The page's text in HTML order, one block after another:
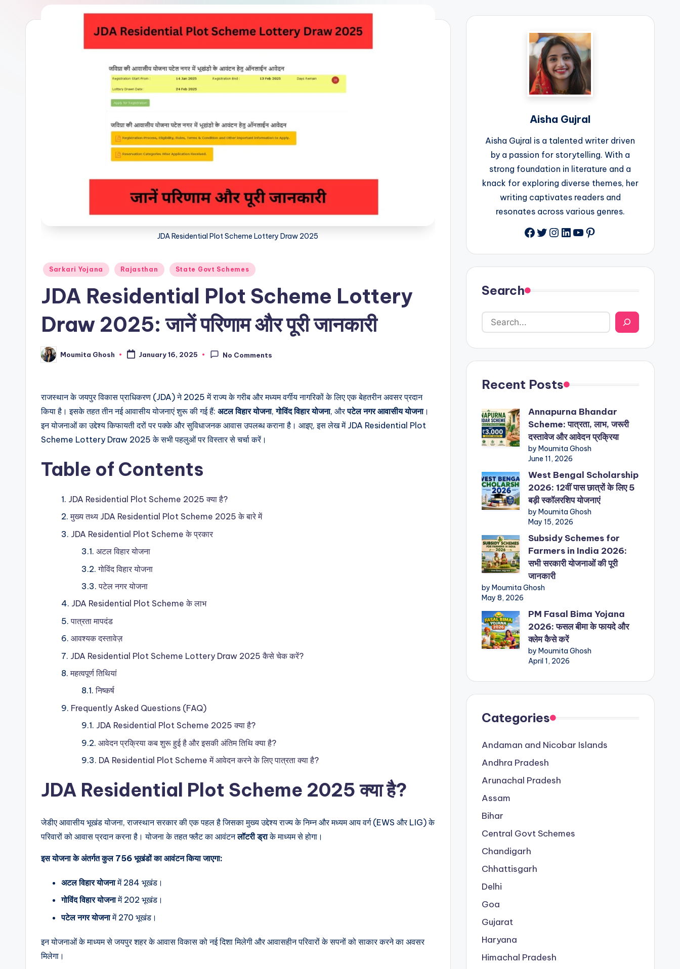
JDA Residential Plot Scheme Lottery Draw 2025
Posted
Sarkari Yojana Rajasthan State Govt Schemes
JDA Residential Plot Scheme Lottery
Draw 2025: जानें परिणाम और पूरी जानकारी
Posted
by
Moumita Ghosh January 16, 2025 No Comments
राजस्थान के जयपुर विकास प्राधिकरण (JDA) ने 2025 में राज्य के गरीब और मध्यम वर्गीय नागरिकों के लिए एक बेहतरीन अवसर प्रदान
किया है। इसके तहत तीन नई आवासीय योजनाएं शुरू की गई हैं: अटल विहार योजना,गोविंद विहार योजना, औरपटेल नगर आवासीय योजना।
इन योजनाओं का उद्देश्य किफायती दरों पर पक्के और सुविधाजनक आवास उपलब्ध कराना है। आइए, इस लेख में JDA Residential Plot
Scheme Lottery Draw 2025 के सभी पहलुओं पर विस्तार से चर्चा करें।
Table of Contents
JDA Residential Plot Scheme 2025 क्या है?
मुख्य तथ्य JDA Residential Plot Scheme 2025 के बारे में
JDA Residential Plot Scheme के प्रकार
अटल विहार योजना
गोविंद विहार योजना
पटेल नगर योजना
JDA Residential Plot Scheme के लाभ
पात्रता मापदंड
आवश्यक दस्तावेज़
JDA Residential Plot Scheme Lottery Draw 2025 कैसे चेक करें?
महत्वपूर्ण तिथियां
निष्कर्ष
Frequently Asked Questions (FAQ)
JDA Residential Plot Scheme 2025 क्या है?
आवेदन प्रक्रिया कब शुरू हुई है और इसकी अंतिम तिथि क्या है?
DA Residential Plot Scheme में आवेदन करने के लिए पात्रता क्या है?
JDA Residential Plot Scheme 2025 क्या है?
जेडीए आवासीय भूखंड योजना, राजस्थान सरकार की एक पहल है जिसका मुख्य उद्देश्य राज्य के निम्न और मध्यम आय वर्ग (EWS और LIG) के
परिवारों को आवास प्रदान करना है। योजना के तहत फ्लैट का आवंटनलॉटरी ड्राके माध्यम से होगा।
इस योजना के अंतर्गत कुल 756 भूखंडों का आवंटन किया जाएगा:
अटल विहार योजनामें 284 भूखंड।
गोविंद विहार योजनामें 202 भूखंड।
पटेल नगर योजनामें 270 भूखंड।
इन योजनाओं के माध्यम से जयपुर शहर के आवास विकास को नई दिशा मिलेगी और आवासहीन परिवारों के सपनों को साकार करने का अवसर
मिलेगा।
Aisha Gujral
Aisha Gujral is a talented writer driven
by a passion for storytelling. With a
strong foundation in literature and a
knack for exploring diverse themes, her
writing captivates readers and
resonates across various genres.
Facebook
Twitter
Instagram
LinkedIn
YouTube
Pinterest
Search
Recent Posts
Annapurna Bhandar
Scheme: पात्रता, लाभ, जरूरी
दस्तावेज और आवेदन प्रक्रिया
by Moumita Ghosh
June 11, 2026
West Bengal Scholarship
2026: 12वीं पास छात्रों के लिए 5
बड़ी स्कॉलरशिप योजनाएं
by Moumita Ghosh
May 15, 2026
Subsidy Schemes for
Farmers in India 2026:
सभी सरकारी योजनाओं की पूरी
जानकारी
by Moumita Ghosh
May 8, 2026
PM Fasal Bima Yojana
2026: फसल बीमा के फायदे और
क्लेम कैसे करें
by Moumita Ghosh
April 1, 2026
Categories
Andaman and Nicobar Islands
Andhra Pradesh
Arunachal Pradesh
Assam
Bihar
Central Govt Schemes
Chandigarh
Chhattisgarh
Delhi
Goa
Gujarat
Haryana
Himachal Pradesh